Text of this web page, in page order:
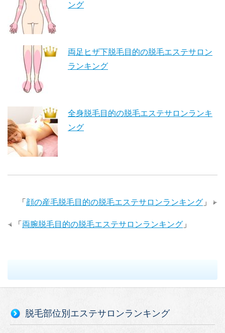
ング
両足ヒザ下脱毛目的の脱毛エステサロン
ランキング
全身脱毛目的の脱毛エステサロンランキ
ング
「 顔の産毛脱毛目的の脱毛エステサロンランキング 」
「 両腕脱毛目的の脱毛エステサロンランキング 」
脱毛部位別エステサロンランキング